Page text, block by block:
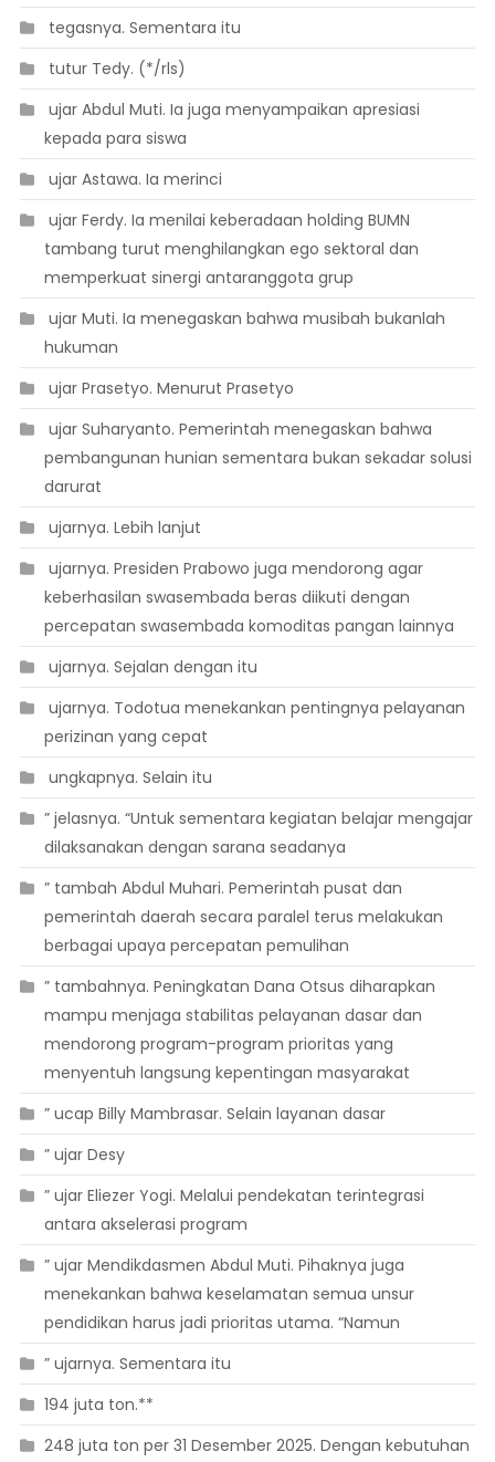
 tegasnya. Sementara itu
 tutur Tedy. (*/rls)
 ujar Abdul Muti. Ia juga menyampaikan apresiasi
kepada para siswa
 ujar Astawa. Ia merinci
 ujar Ferdy. Ia menilai keberadaan holding BUMN
tambang turut menghilangkan ego sektoral dan
memperkuat sinergi antaranggota grup
 ujar Muti. Ia menegaskan bahwa musibah bukanlah
hukuman
 ujar Prasetyo. Menurut Prasetyo
 ujar Suharyanto. Pemerintah menegaskan bahwa
pembangunan hunian sementara bukan sekadar solusi
darurat
 ujarnya. Lebih lanjut
 ujarnya. Presiden Prabowo juga mendorong agar
keberhasilan swasembada beras diikuti dengan
percepatan swasembada komoditas pangan lainnya
 ujarnya. Sejalan dengan itu
 ujarnya. Todotua menekankan pentingnya pelayanan
perizinan yang cepat
 ungkapnya. Selain itu
” jelasnya. “Untuk sementara kegiatan belajar mengajar
dilaksanakan dengan sarana seadanya
” tambah Abdul Muhari. Pemerintah pusat dan
pemerintah daerah secara paralel terus melakukan
berbagai upaya percepatan pemulihan
” tambahnya. Peningkatan Dana Otsus diharapkan
mampu menjaga stabilitas pelayanan dasar dan
mendorong program-program prioritas yang
menyentuh langsung kepentingan masyarakat
” ucap Billy Mambrasar. Selain layanan dasar
” ujar Desy
” ujar Eliezer Yogi. Melalui pendekatan terintegrasi
antara akselerasi program
” ujar Mendikdasmen Abdul Muti. Pihaknya juga
menekankan bahwa keselamatan semua unsur
pendidikan harus jadi prioritas utama. “Namun
” ujarnya. Sementara itu
194 juta ton.**
248 juta ton per 31 Desember 2025. Dengan kebutuhan